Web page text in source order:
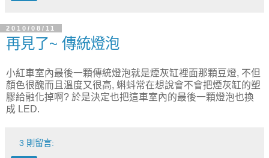
2010/08/11
再見了~ 傳統燈泡
小紅車室內最後一顆傳統燈泡就是煙灰缸裡面那顆豆燈, 不但
顏色很醜而且溫度又很高, 蝌蚪常在想說會不會把煙灰缸的塑
膠給融化掉啊? 於是決定也把這車室內的最後一顆燈泡也換
成 LED.
3 則留言: